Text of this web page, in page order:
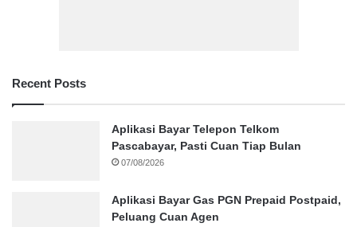
Recent Posts
Aplikasi Bayar Telepon Telkom
Pascabayar, Pasti Cuan Tiap Bulan
07/08/2026
Aplikasi Bayar Gas PGN Prepaid Postpaid,
Peluang Cuan Agen